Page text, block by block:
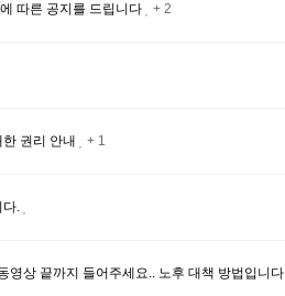
따른 공지를 드립니다 + 2
권리 안내 + 1
다.
영상 끝까지 들어주세요.. 노후 대책 방법입니다